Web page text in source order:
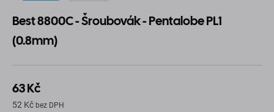
Best 8800C - Šroubovák - Pentalobe PL1
(0.8mm)
63 Kč
52 Kč bez DPH